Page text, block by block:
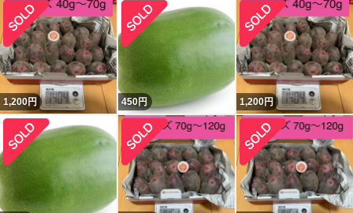
1,200円 450円 1,200円